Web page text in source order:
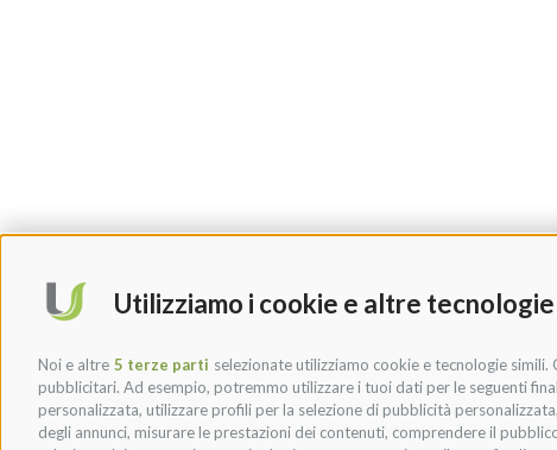
Utilizziamo i cookie e altre tecnologie
Noi e altre 5 terze parti selezionate utilizziamo cookie e tecnologie
pubblicitari. Ad esempio, potremmo utilizzare i tuoi dati per le seguenti
personalizzata, utilizzare profili per la selezione di pubblicità
degli annunci, misurare le prestazioni dei contenuti, comprendere il